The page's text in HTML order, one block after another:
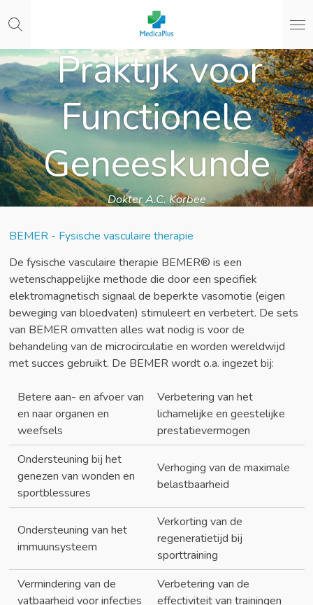
direct
naar
de
hoofdinhoudPraktijk voor
Functionele
Geneeskunde
Dokter A.C. Korbee
BEMER - Fysische vasculaire therapie
De fysische vasculaire therapie BEMER® is een
wetenschappelijke methode die door een specifiek
elektromagnetisch signaal de beperkte vasomotie (eigen
beweging van bloedvaten) stimuleert en verbetert. De sets
van BEMER omvatten alles wat nodig is voor de
behandeling van de microcirculatie en worden wereldwijd
met succes gebruikt. De BEMER wordt o.a. ingezet bij:
Betere aan- en afvoer van
en naar organen en
weefsels
Verbetering van het
lichamelijke en geestelijke
prestatievermogen
Ondersteuning bij het
genezen van wonden en
sportblessures
Verhoging van de maximale
belastbaarheid
Ondersteuning van het
immuunsysteem
Verkorting van de
regeneratietijd bij
sporttraining
Vermindering van de
vatbaarheid voor infecties
Verbetering van de
effectiviteit van trainingen